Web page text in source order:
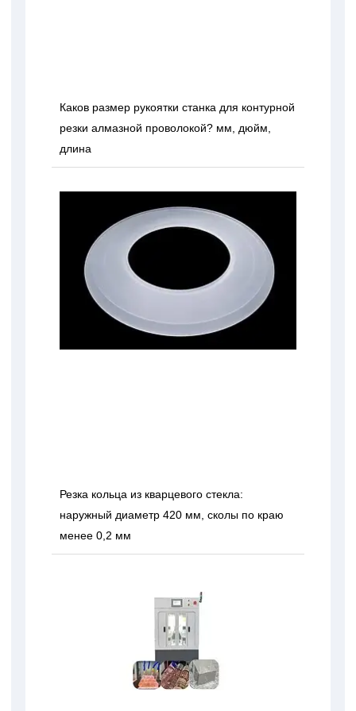
Каков размер рукоятки станка для контурной
резки алмазной проволокой? мм, дюйм,
длина
Резка кольца из кварцевого стекла:
наружный диаметр 420 мм, сколы по краю
менее 0,2 мм